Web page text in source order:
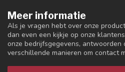
Meer informatie
Als je vragen hebt over onze
dan even een kijkje op onze
onze bedrijfsgegevens,
verschillende manieren om contact